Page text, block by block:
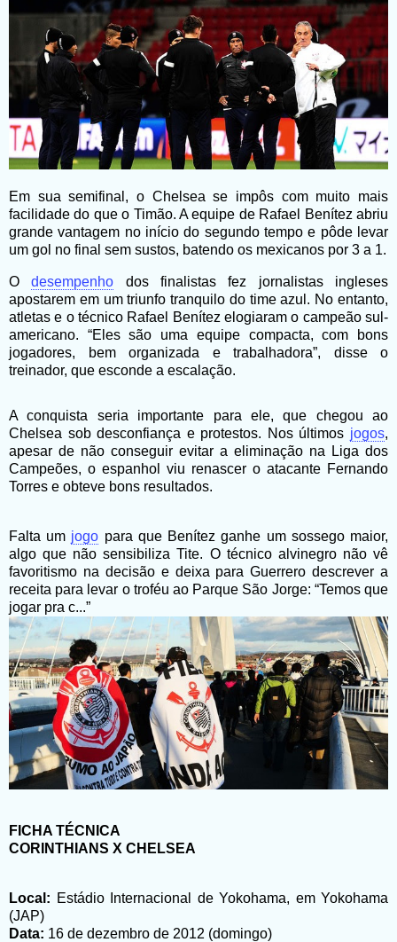
Em sua semifinal, o Chelsea se impôs com muito mais
facilidade do que o Timão. A equipe de Rafael Benítez abriu
grande vantagem no início do segundo tempo e pôde levar
um gol no final sem sustos, batendo os mexicanos por 3 a 1.
Odesempenho dos finalistas fez jornalistas ingleses
apostarem em um triunfo tranquilo do time azul. No entanto,
atletas e o técnico Rafael Benítez elogiaram o campeão sul-
americano. “Eles são uma equipe compacta, com bons
jogadores, bem organizada e trabalhadora”, disse o
treinador, que esconde a escalação.
A conquista seria importante para ele, que chegou ao
Chelsea sob desconfiança e protestos. Nos últimos jogos,
apesar de não conseguir evitar a eliminação na Liga dos
Campeões, o espanhol viu renascer o atacante Fernando
Torres e obteve bons resultados.
Falta um jogo para que Benítez ganhe um sossego maior,
algo que não sensibiliza Tite. O técnico alvinegro não vê
favoritismo na decisão e deixa para Guerrero descrever a
receita para levar o troféu ao Parque São Jorge: “Temos que
jogar pra c...”
FICHA TÉCNICA
CORINTHIANS X CHELSEA
Local: Estádio Internacional de Yokohama, em Yokohama
(JAP)
Data: 16 de dezembro de 2012 (domingo)